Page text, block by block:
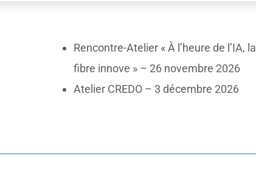
Rencontre-Atelier « À l’heure de l’IA, la
fibre innove » – 26 novembre 2026
Atelier CREDO – 3 décembre 2026